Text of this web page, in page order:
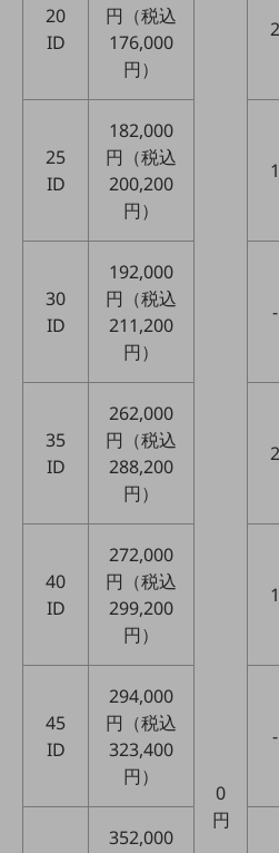
キーワードで探す
モバイルTOP
法人向けスマホ・携帯に関する、
おすすめの機種、料金やサービスをご紹介
ビジネス向けスマートフォン
タフネススマートフォン
ドコモケータイ
5G対応ホームルーター
衛星携帯電話
IOT完了済みメーカーブランド製品
料金TOP
ドコモBiz データ無制限 ドコモ MAX
ケータイプラン
IoT向け回線料金
モバイルサービス
端末の一元管理
0
円
20
ID
円（税込
176,000
円）
2
25
ID
182,000
円（税込
200,200
円）
1
30
ID
192,000
円（税込
211,200
円）
-
35
ID
262,000
円（税込
288,200
円）
2
40
ID
272,000
円（税込
299,200
円）
1
45
ID
294,000
円（税込
323,400
円）
-
352,000